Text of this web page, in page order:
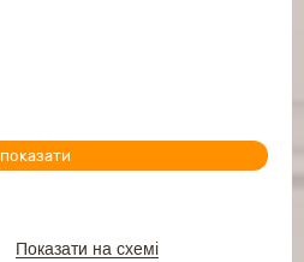
показати
Показати на схемі